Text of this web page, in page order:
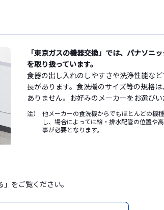
「東京ガスの機器交換」では、パナソニ
を取り扱っています。
食器の出し入れのしやすさや洗浄性能な
長があります。食洗機のサイズ等の規格
ありません。お好みのメーカーをお選び
注）
他メーカーの食洗機からでもほとんどの機
し、場合によっては給・排水配管の位置や
事が必要となります。
をご覧ください。